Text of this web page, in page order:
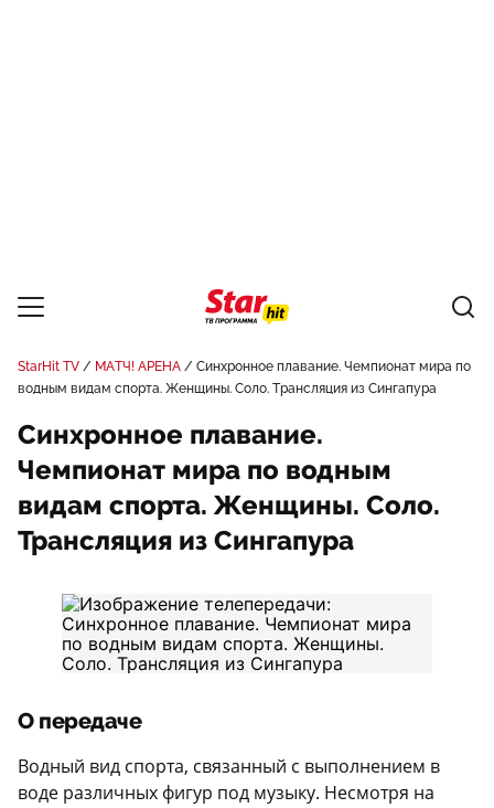
StarHit TV МАТЧ! АРЕНА
Синхронное плавание. Чемпионат мира по
водным видам спорта. Женщины. Соло. Трансляция из Сингапура
Синхронное плавание.
Чемпионат мира по водным
видам спорта. Женщины. Соло.
Трансляция из Сингапура
О передаче
Водный вид спорта, связанный с выполнением в
воде различных фигур под музыку. Несмотря на